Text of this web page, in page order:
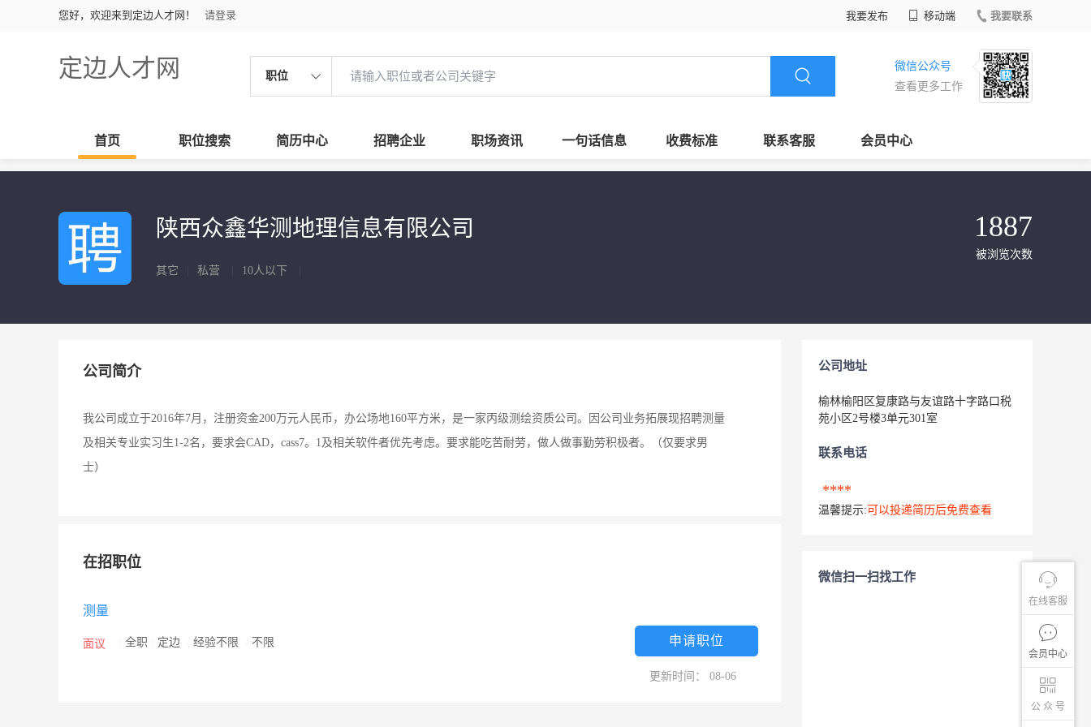
您好，欢迎来到定边人才网！ 请登录 我要发布 移动端 我要联系
定边人才网 职位
微信公众号
查看更多工作
首页 职位搜索 简历中心 招聘企业 职场资讯 一句话信息 收费标准 联系客服 会员中心
在线客服
会员中心
公 众 号
陕西众鑫华测地理信息有限公司
其它 私营 10人以下
1887
被浏览次数
公司简介
我公司成立于2016年7月，注册资金200万元人民币，办公场地160平方米，是一家丙级测绘资质公司。因公司业务拓展现招聘测量
及相关专业实习生1-2名，要求会CAD，cass7。1及相关软件者优先考虑。要求能吃苦耐劳，做人做事勤劳积极者。（仅要求男
士）
在招职位
测量
面议 全职 定边 经验不限 不限 申请职位
更新时间： 08-06
公司地址
榆林榆阳区复康路与友谊路十字路口税
苑小区2号楼3单元301室
联系电话
****
温馨提示: 可以投递简历后免费查看
微信扫一扫找工作